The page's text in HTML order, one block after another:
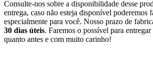
Consulte-nos sobre a disponibilidade desse
entrega, caso não esteja disponível poderemos
especialmente para você. Nosso prazo de
30 dias úteis. Faremos o possível para
quanto antes e com muito carinho!